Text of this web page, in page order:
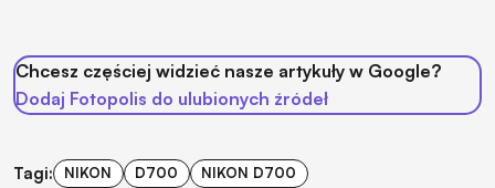
Chcesz częściej widzieć nasze artykuły w Google?
Dodaj Fotopolis do ulubionych źródeł
Tagi: NIKON D700 NIKON D700